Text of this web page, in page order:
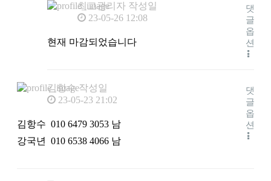
최고관리자 작성일
23-05-26 12:08
현재 마감되었습니다
댓
글
옵
션
김항수 작성일
23-05-23 21:02
김항수 010 6479 3053 남
강국년 010 6538 4066 남
댓
글
옵
션